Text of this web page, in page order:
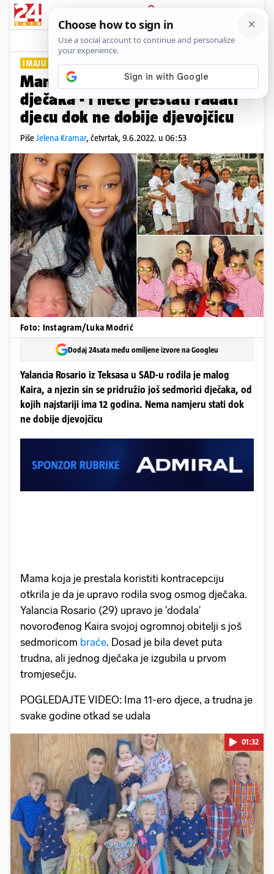
PRIJAVA
Lifestyle Komentari
IMAJU MISIJU
Mama (29) je rodila osmog
dječaka - i neće prestati rađati
djecu dok ne dobije djevojčicu
PišeJelena Kramar, četvrtak, 9.6.2022. u 06:53
Foto: Instagram/Luka Modrić
Dodaj 24sata među omiljene izvore na Googleu
Yalancia Rosario iz Teksasa u SAD-u rodila je malog
Kaira, a njezin sin se pridružio još sedmorici dječaka, od
kojih najstariji ima 12 godina. Nema namjeru stati dok
ne dobije djevojčicu
Mama koja je prestala koristiti kontracepciju
otkrila je da je upravo rodila svog osmog dječaka.
Yalancia Rosario (29) upravo je 'dodala'
novorođenog Kaira svojoj ogromnoj obitelji s još
sedmoricom braće. Dosad je bila devet puta
trudna, ali jednog dječaka je izgubila u prvom
tromjesečju.
POGLEDAJTE VIDEO: Ima 11-ero djece, a trudna je
svake godine otkad se udala
Pokretanje videa...
01:32